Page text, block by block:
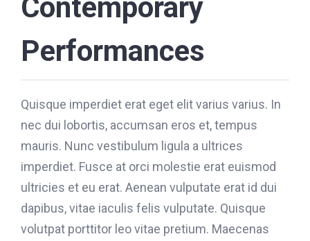
Contemporary
Performances
Quisque imperdiet erat eget elit varius varius. In
nec dui lobortis, accumsan eros et, tempus
mauris. Nunc vestibulum ligula a ultrices
imperdiet. Fusce at orci molestie erat euismod
ultricies et eu erat. Aenean vulputate erat id dui
dapibus, vitae iaculis felis vulputate. Quisque
volutpat porttitor leo vitae pretium. Maecenas